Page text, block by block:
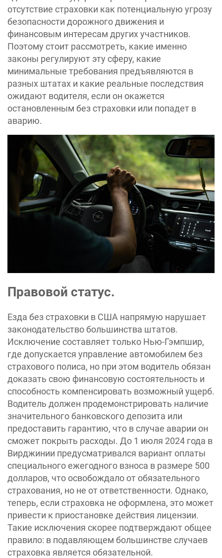
отсутствие страховки как потенциальную угрозу
безопасности дорожного движения и
финансовым интересам других участников.
Поэтому стоит рассмотреть, какие именно
законы регулируют эту сферу, какие
минимальные требования предъявляются в
разных штатах и какие реальные последствия
ожидают водителя, если он окажется
остановленным без страховки или попадет в
аварию.
Правовой статус.
Езда без страховки в США напрямую нарушает
законодательство большинства штатов.
Исключение составляет только Нью-Гэмпшир,
где допускается управление автомобилем без
страхового полиса, но при этом водитель обязан
доказать свою финансовую состоятельность и
способность компенсировать возможный ущерб.
Водитель должен продемонстрировать наличие
значительного банковского депозита или
предоставить гарантию, что в случае аварии он
сможет покрыть расходы. До 1 июля 2024 года в
Вирджинии предусматривался вариант оплаты
специального ежегодного взноса в размере 500
долларов, что освобождало от обязательного
страхования, но не от ответственности. Однако,
теперь, если страховка не оформлена, это может
привести к приостановке действия лицензии.
Такие исключения скорее подтверждают общее
правило: в подавляющем большинстве случаев
страховка является обязательной.